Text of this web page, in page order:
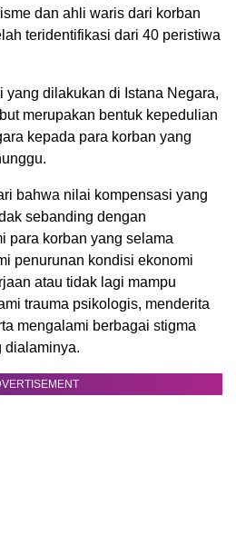
dan ahli waris dari korban
teridentifikasi dari 40 peristiwa
yang dilakukan di Istana Negara,
merupakan bentuk kepedulian
kepada para korban yang
bahwa nilai kompensasi yang
sebanding dengan
para korban yang selama
penurunan kondisi ekonomi
atau tidak lagi mampu
trauma psikologis, menderita
mengalami berbagai stigma
dialaminya.